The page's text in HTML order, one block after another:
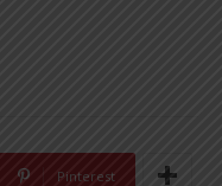
Pinterest